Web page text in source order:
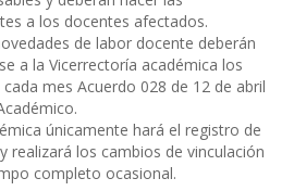
a los docentes afectados.
de labor docente deberán
a la Vicerrectoría académica los
mes Acuerdo 028 de 12 de abril
únicamente hará el registro de
realizará los cambios de vinculación
completo ocasional.